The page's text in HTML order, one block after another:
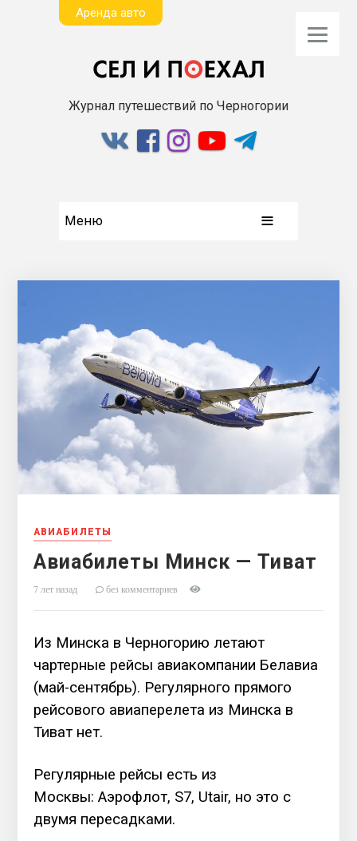
Aренда авто
Журнал путешествий по Черногории
Меню
АВИАБИЛЕТЫ
Авиабилеты Минск — Тиват
7 лет назад без комментариев
Из Минска в Черногорию летают
чартерные рейсы авиакомпании Белавиа
(май-сентябрь). Регулярного прямого
рейсового авиаперелета из Минска в
Тиват нет.
Регулярные рейсы есть из
Москвы:Аэрофлот, S7, Utair, но это с
двумя пересадками.